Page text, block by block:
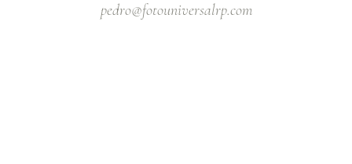
pedro@fotouniversalrp.com